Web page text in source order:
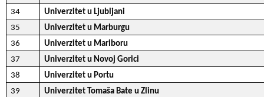
34
Univerzitet u Ljubljani
35
Univerzitet u Marburgu
36
Univerzitet u Mariboru
37
Univerzitet u Novoj Gorici
38
Univerzitet u Portu
39
Univerzitet Tomaša Bate u Zlinu